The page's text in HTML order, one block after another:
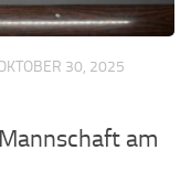
30, 2025
am